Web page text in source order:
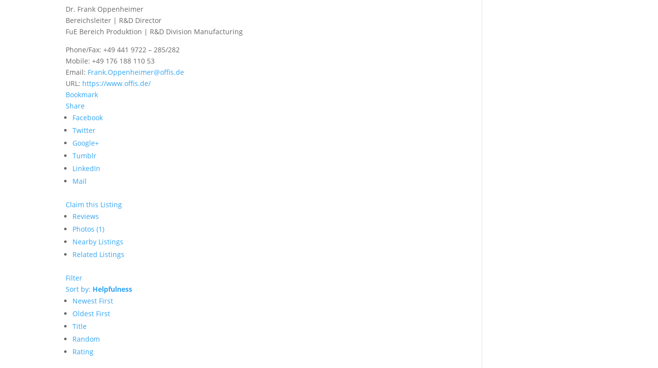
Dr. Frank Oppenheimer
Bereichsleiter | R&D Director
FuE Bereich Produktion | R&D Division Manufacturing
Phone/Fax: +49 441 9722 – 285/282
Mobile: +49 176 188 110 53
Email: Frank.Oppenheimer@offis.de
URL: https://www.offis.de/
Bookmark
Share
Facebook
Twitter
Google+
Tumblr
LinkedIn
Mail
Claim this Listing
Reviews
Photos (1)
Nearby Listings
Related Listings
Filter
Sort by: Helpfulness
Newest First
Oldest First
Title
Random
Rating